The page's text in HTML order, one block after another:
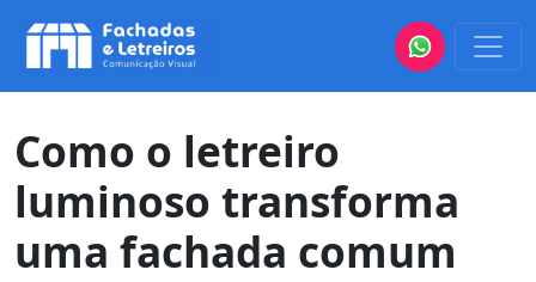
Como o letreiro
luminoso transforma
uma fachada comum